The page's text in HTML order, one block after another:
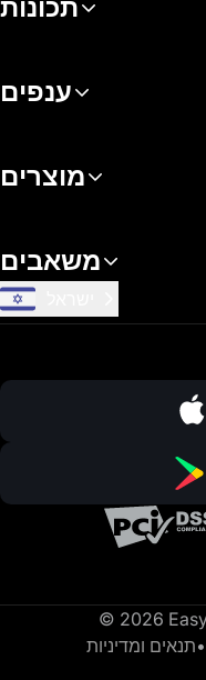
תכונות
ענפים
מוצרים
משאבים
תנאים ומדיניות•